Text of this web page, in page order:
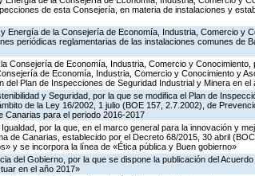
de esta Consejería, en materia de instalaciones y
Energía de la Consejería de Economía, Industria, Comercio y
periódicas reglamentarias de las instalaciones comunes de
Consejería de Economía, Industria, Comercio y Conocimiento,
de Economía, Industria, Comercio y Conocimiento y
Plan de Inspecciones de Seguridad Industrial y Minera en el
y Seguridad, por la que se modifica el Plan de
de la Ley 16/2002, 1 julio (BOE 157, 2.7.2002), de
Canarias para el periodo 2016-2017
por la que, en el marco general para la innovación y
de Canarias, establecido por el Decreto 68/2015, 30 abril
y se incorpora la línea de «Ética pública y Buen gobierno»
del Gobierno, por la que se dispone la publicación del Acuerdo
en el año 2017»